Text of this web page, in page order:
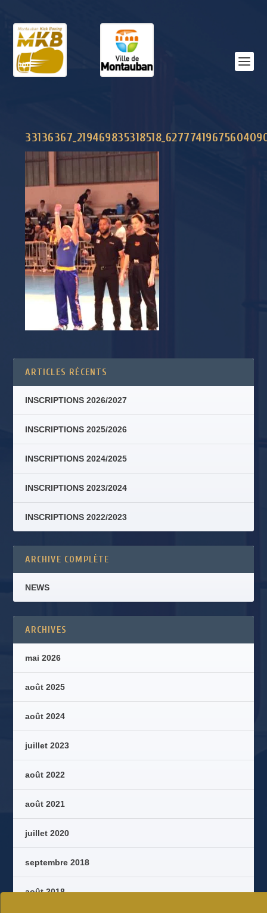
ARTICLES RÉCENTS
INSCRIPTIONS 2026/2027
INSCRIPTIONS 2025/2026
INSCRIPTIONS 2024/2025
INSCRIPTIONS 2023/2024
INSCRIPTIONS 2022/2023
ARCHIVE COMPLÈTE
NEWS
ARCHIVES
mai 2026
août 2025
août 2024
juillet 2023
août 2022
août 2021
juillet 2020
septembre 2018
août 2018